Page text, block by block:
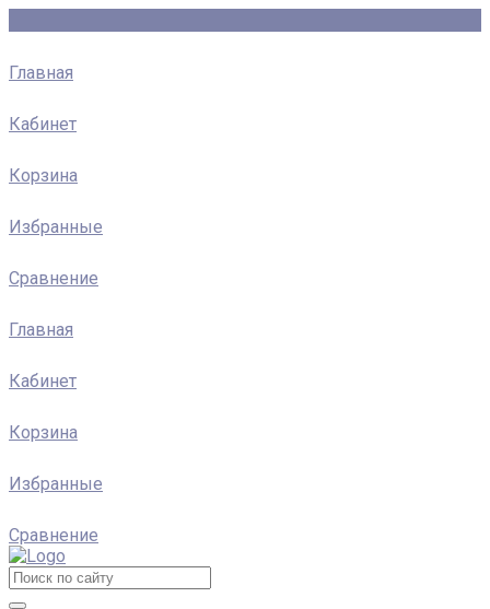
Главная
Кабинет
Корзина
Избранные
Сравнение
Главная
Кабинет
Корзина
Избранные
Сравнение